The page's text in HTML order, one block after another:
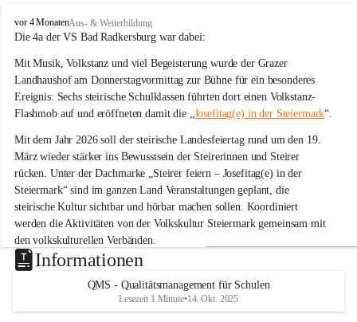
V
o
k
s
s
c
u
l
e
B
a
d
R
a
d
k
s
vor 4 MonatenAus- & Weiterbildung
Die 4a der VS Bad Radkersburg war dabei:
Mit Musik, Volkstanz und viel Begeisterung wurde der Grazer
Landhaushof am Donnerstagvormittag zur Bühne für ein besonderes
Ereignis: Sechs steirische Schulklassen führten dort einen Volkstanz-
Flashmob auf und eröffneten damit die „Josefitag(e) in der Steiermark“.
Mit dem Jahr 2026 soll der steirische Landesfeiertag rund um den 19.
März wieder stärker ins Bewusstsein der Steirerinnen und Steirer
rücken. Unter der Dachmarke „Steirer feiern – Josefitag(e) in der
Steiermark“ sind im ganzen Land Veranstaltungen geplant, die
steirische Kultur sichtbar und hörbar machen sollen. Koordiniert
werden die Aktivitäten von der Volkskultur Steiermark gemeinsam mit
den volkskulturellen Verbänden.
Tanz zu „Böll böll Kernöl“
Im Rahmen dieser Initiative studierten sechs Schulklassen aus der
Steiermark bereits im Unterricht eine einfache Volkstanz-Choreografie
Informationen
QMS - Qualitätsmanagement für Schulen
Lesezeit 1 Minute•14. Okt. 2025